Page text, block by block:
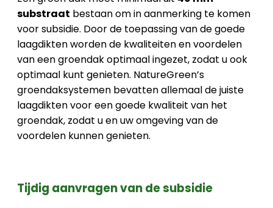
substraat bestaan om in aanmerking te komen
voor subsidie. Door de toepassing van de goede
laagdikten worden de kwaliteiten en voordelen
van een groendak optimaal ingezet, zodat u ook
optimaal kunt genieten. NatureGreen’s
groendaksystemen bevatten allemaal de juiste
laagdikten voor een goede kwaliteit van het
groendak, zodat u en uw omgeving van de
voordelen kunnen genieten.
Tijdig aanvragen van de subsidie